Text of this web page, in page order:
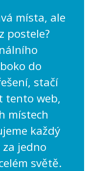
místa, ale
postele?
do
stačí
tento web,
místech
každý
jedno
světě.